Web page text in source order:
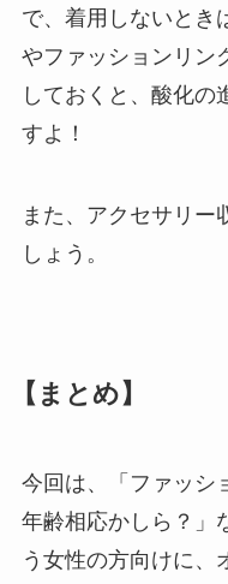
で、着用しないとき
やファッションリン
しておくと、酸化の
すよ！
また、アクセサリー
しょう。
【まとめ】
今回は、「ファッシ
年齢相応かしら？」
う女性の方向けに、